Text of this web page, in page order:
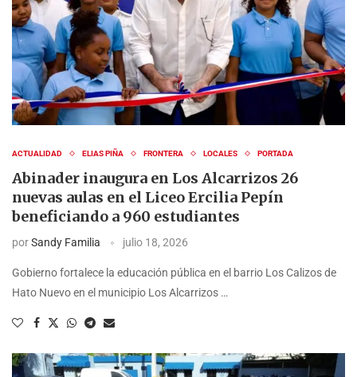
ACTUALIDAD ELIAS PIÑA FRONTERA LOCALES PORTADA
Abinader inaugura en Los Alcarrizos 26
nuevas aulas en el Liceo Ercilia Pepín
beneficiando a 960 estudiantes
porSandy Familia julio 18, 2026
Gobierno fortalece la educación pública en el barrio Los Calizos de
Hato Nuevo en el municipio Los Alcarrizos …